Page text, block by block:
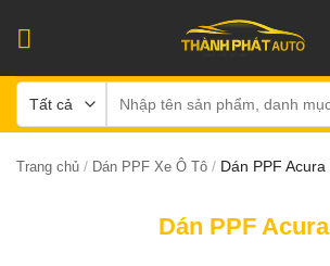
kiếm:
Trang chủ / Dán PPF Xe Ô Tô / Dán PPF Acura
Dán PPF Acura